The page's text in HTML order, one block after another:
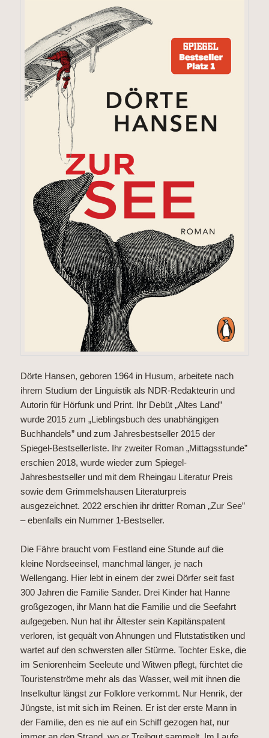
Dörte Hansen, geboren 1964 in Husum, arbeitete nach
ihrem Studium der Linguistik als NDR-Redakteurin und
Autorin für Hörfunk und Print. Ihr Debüt „Altes Land”
wurde 2015 zum „Lieblingsbuch des unabhängigen
Buchhandels” und zum Jahresbestseller 2015 der
Spiegel-Bestsellerliste. Ihr zweiter Roman „Mittagsstunde”
erschien 2018, wurde wieder zum Spiegel-
Jahresbestseller und mit dem Rheingau Literatur Preis
sowie dem Grimmelshausen Literaturpreis
ausgezeichnet. 2022 erschien ihr dritter Roman „Zur See”
– ebenfalls ein Nummer 1-Bestseller.
Die Fähre braucht vom Festland eine Stunde auf die
kleine Nordseeinsel, manchmal länger, je nach
Wellengang. Hier lebt in einem der zwei Dörfer seit fast
300 Jahren die Familie Sander. Drei Kinder hat Hanne
großgezogen, ihr Mann hat die Familie und die Seefahrt
aufgegeben. Nun hat ihr Ältester sein Kapitänspatent
verloren, ist gequält von Ahnungen und Flutstatistiken und
wartet auf den schwersten aller Stürme. Tochter Eske, die
im Seniorenheim Seeleute und Witwen pflegt, fürchtet die
Touristenströme mehr als das Wasser, weil mit ihnen die
Inselkultur längst zur Folklore verkommt. Nur Henrik, der
Jüngste, ist mit sich im Reinen. Er ist der erste Mann in
der Familie, den es nie auf ein Schiff gezogen hat, nur